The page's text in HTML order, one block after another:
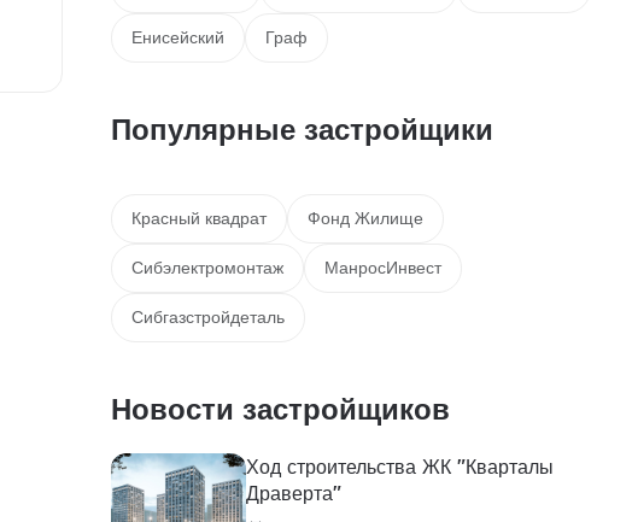
Енисейский Граф
Популярные застройщики
Красный квадрат Фонд Жилище
Сибэлектромонтаж МанросИнвест
Сибгазстройдеталь
Новости застройщиков
Ход строительства ЖК "Кварталы
Драверта"